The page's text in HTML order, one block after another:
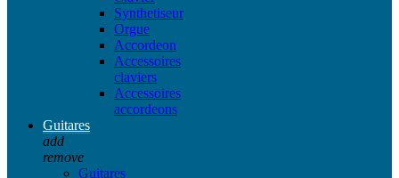
Synthetiseur
Orgue
Accordeon
Accessoires
claviers
Accessoires
accordeons
Guitares
add
remove
Guitares